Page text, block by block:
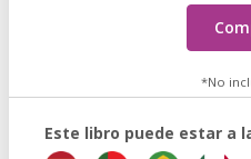
*No
Este libro puede estar a